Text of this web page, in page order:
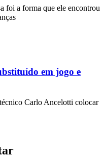
foi a forma que ele encontrou
em jogo e
Carlo Ancelotti colocar